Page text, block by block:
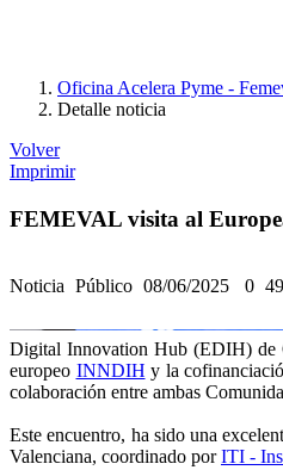
Oficina Acelera Pyme -
Detalle noticia
Volver
Imprimir
FEMEVAL visita al
Noticia Público 08/06/2025 0
Digital Innovation Hub (EDIH) de
europeo INNDIH y la
colaboración entre ambas
Este encuentro, ha sido una
Valenciana, coordinado porITI -